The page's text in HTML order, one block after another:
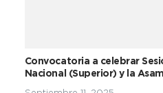
Convocatoria a celebrar
Nacional (Superior) y la